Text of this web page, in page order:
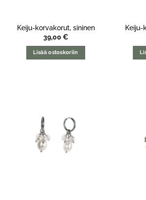
Keiju-korvakorut, sininen
39,00 €
Lisää ostoskoriin
Keiju-